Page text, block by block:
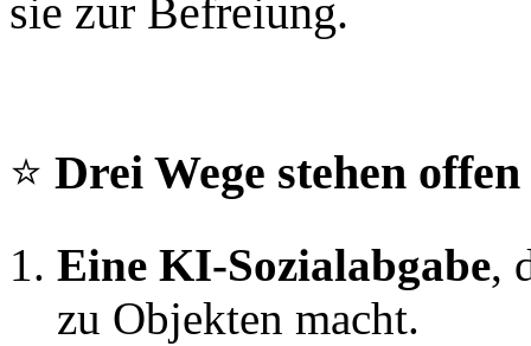
sie zur Befreiung.
⭐ Drei Wege stehen offen
Eine KI‑Sozialabgabe,
zu Objekten macht.